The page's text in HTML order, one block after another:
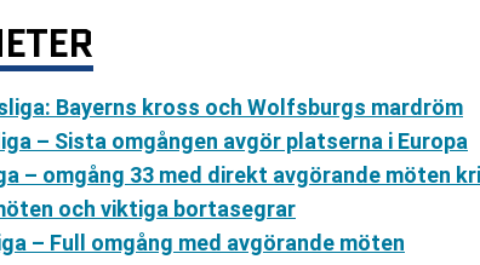
Bayerns kross och Wolfsburgs mardröm
– Sista omgången avgör platserna i Europa
– omgång 33 med direkt avgörande möten
och viktiga bortasegrar
– Full omgång med avgörande möten